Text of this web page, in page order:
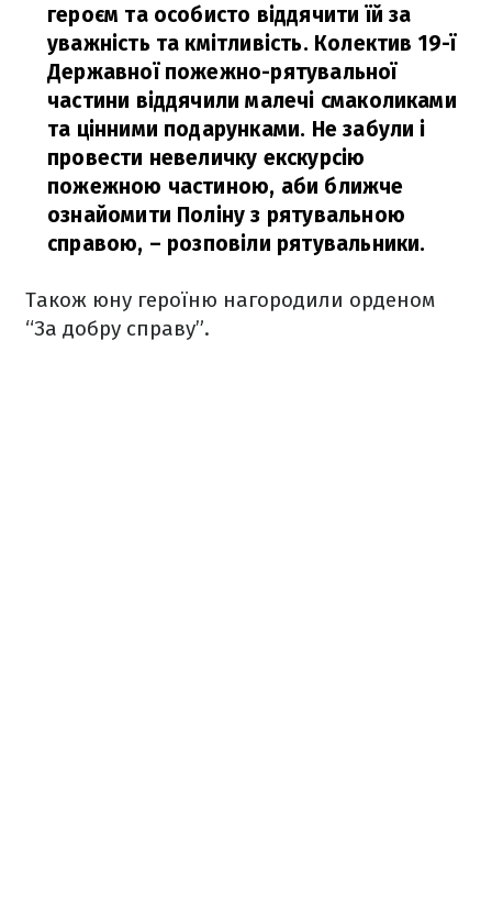
героєм та особисто віддячити їй за
уважність та кмітливість. Колектив 19-ї
Державної пожежно-рятувальної
частини віддячили малечі смаколиками
та цінними подарунками. Не забули і
провести невеличку екскурсію
пожежною частиною, аби ближче
ознайомити Поліну з рятувальною
справою, – розповіли рятувальники.
Також юну героїню нагородили орденом
“За добру справу”.